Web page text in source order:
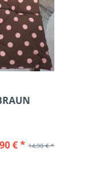
14,90 € *
€ *